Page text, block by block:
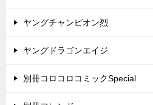
ヤングチャンピオン烈
ヤングドラゴンエイジ
別冊コロコロコミックSpecial